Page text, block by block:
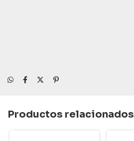
Productos relacionados